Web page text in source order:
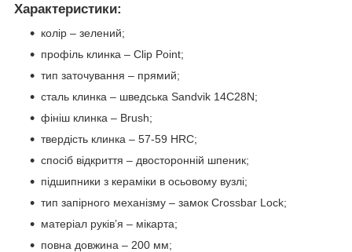
Характеристики:
колір – зелений;
профіль клинка – Clip Point;
тип заточування – прямий;
сталь клинка – шведська Sandvik 14C28N;
фініш клинка – Brush;
твердість клинка – 57-59 HRC;
спосіб відкриття – двосторонній шпеник;
підшипники з кераміки в осьовому вузлі;
тип запірного механізму – замок Crossbar Lock;
матеріал руківʼя – мікарта;
повна довжина – 200 мм;